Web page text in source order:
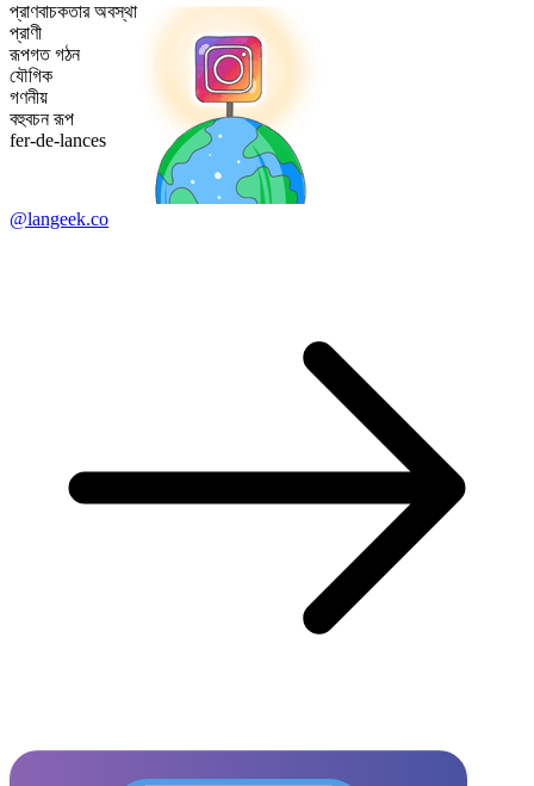
প্রাণবাচকতার অবস্থা
প্রাণী
রূপগত গঠন
যৌগিক
গণনীয়
বহুবচন রূপ
fer-de-lances
@langeek.co